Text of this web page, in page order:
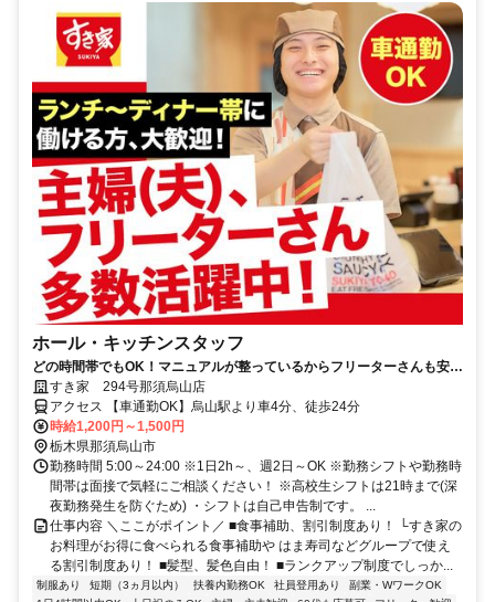
ホール・キッチンスタッフ
どの時間帯でもOK！マニュアルが整っているからフリーターさんも安心
です♪すき家 294号那須烏山店
アクセス 【車通勤OK】烏山駅より車4分、徒歩24分
時給1,200円～1,500円
栃木県那須烏山市
勤務時間 5:00～24:00 ※1日2h～、週2日～OK ※勤務シフトや勤務時
間帯は面接で気軽にご相談ください！ ※高校生シフトは21時まで(深
夜勤務発生を防ぐため) ・シフトは自己申告制です。 ...
仕事内容 ＼ここがポイント／ ■食事補助、割引制度あり！ └すき家の
お料理がお得に食べられる食事補助や はま寿司などグループで使え
る割引制度あり！ ■髪型、髪色自由！ ■ランクアップ制度でしっか...
制服あり 短期（3ヵ月以内） 扶養内勤務OK 社員登用あり
副業・WワークOK